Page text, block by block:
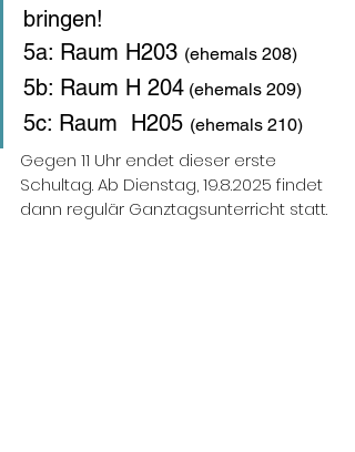
bringen!
5a: Raum H203 (ehemals 208)
5b: Raum H 204 (ehemals 209)
5c: Raum  H205 (ehemals 210)
Gegen 11 Uhr endet dieser erste
Schultag. Ab Dienstag, 19.8.2025 findet
dann regulär Ganztagsunterricht statt.